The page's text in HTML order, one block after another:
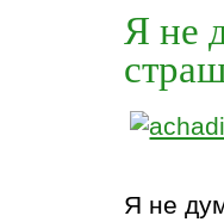
Я не
Я не